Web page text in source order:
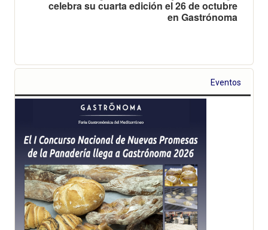
celebra su cuarta edición el 26 de octubre
en Gastrónoma
Eventos